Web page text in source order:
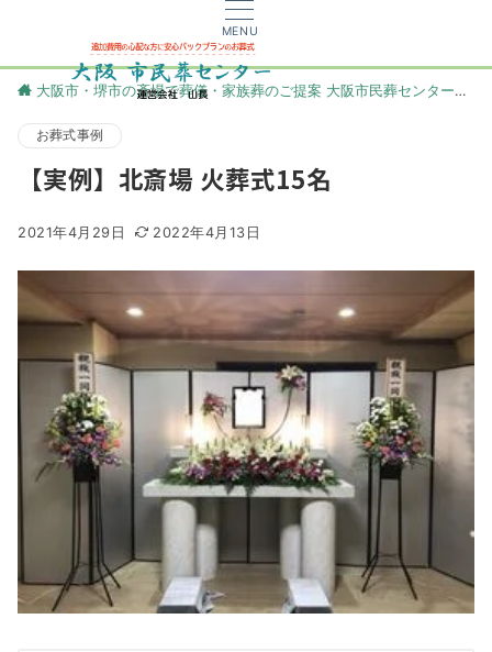
MENU
大阪市・堺市の斎場で葬儀・家族葬のご提案 大阪市民葬センター
お葬式事例
【実例】北斎場 火葬式15名
2021年4月29日 2022年4月13日